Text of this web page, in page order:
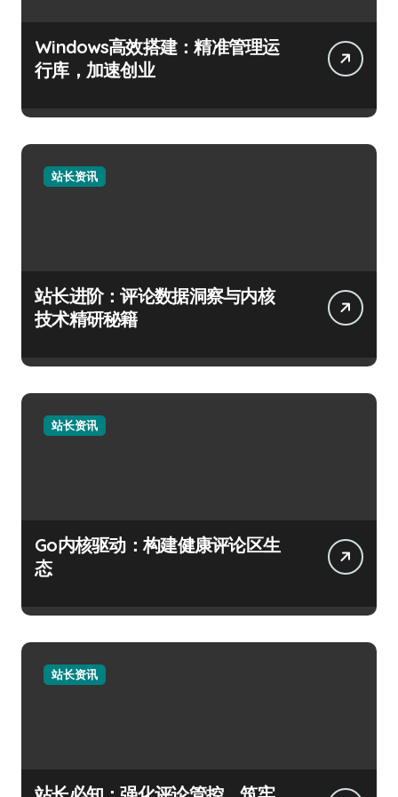
Windows高效搭建：精准管理运
行库，加速创业
站长资讯
站长进阶：评论数据洞察与内核
技术精研秘籍
站长资讯
Go内核驱动：构建健康评论区生
态
站长资讯